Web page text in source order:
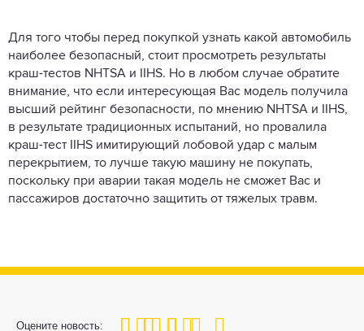
Для того чтобы перед покупкой узнать какой автомобиль
наиболее безопасный, стоит просмотреть результаты
краш-тестов NHTSA и IIHS. Но в любом случае обратите
внимание, что если интересующая Вас модель получила
высший рейтинг безопасности, по мнению NHTSA и IIHS,
в результате традиционных испытаний, но провалила
краш-тест IIHS имитирующий лобовой удар с малым
перекрытием, то лучше такую машину не покупать,
поскольку при аварии такая модель не сможет Вас и
пассажиров достаточно защитить от тяжелых травм.
Оцените новость:
100
1 3 4 5